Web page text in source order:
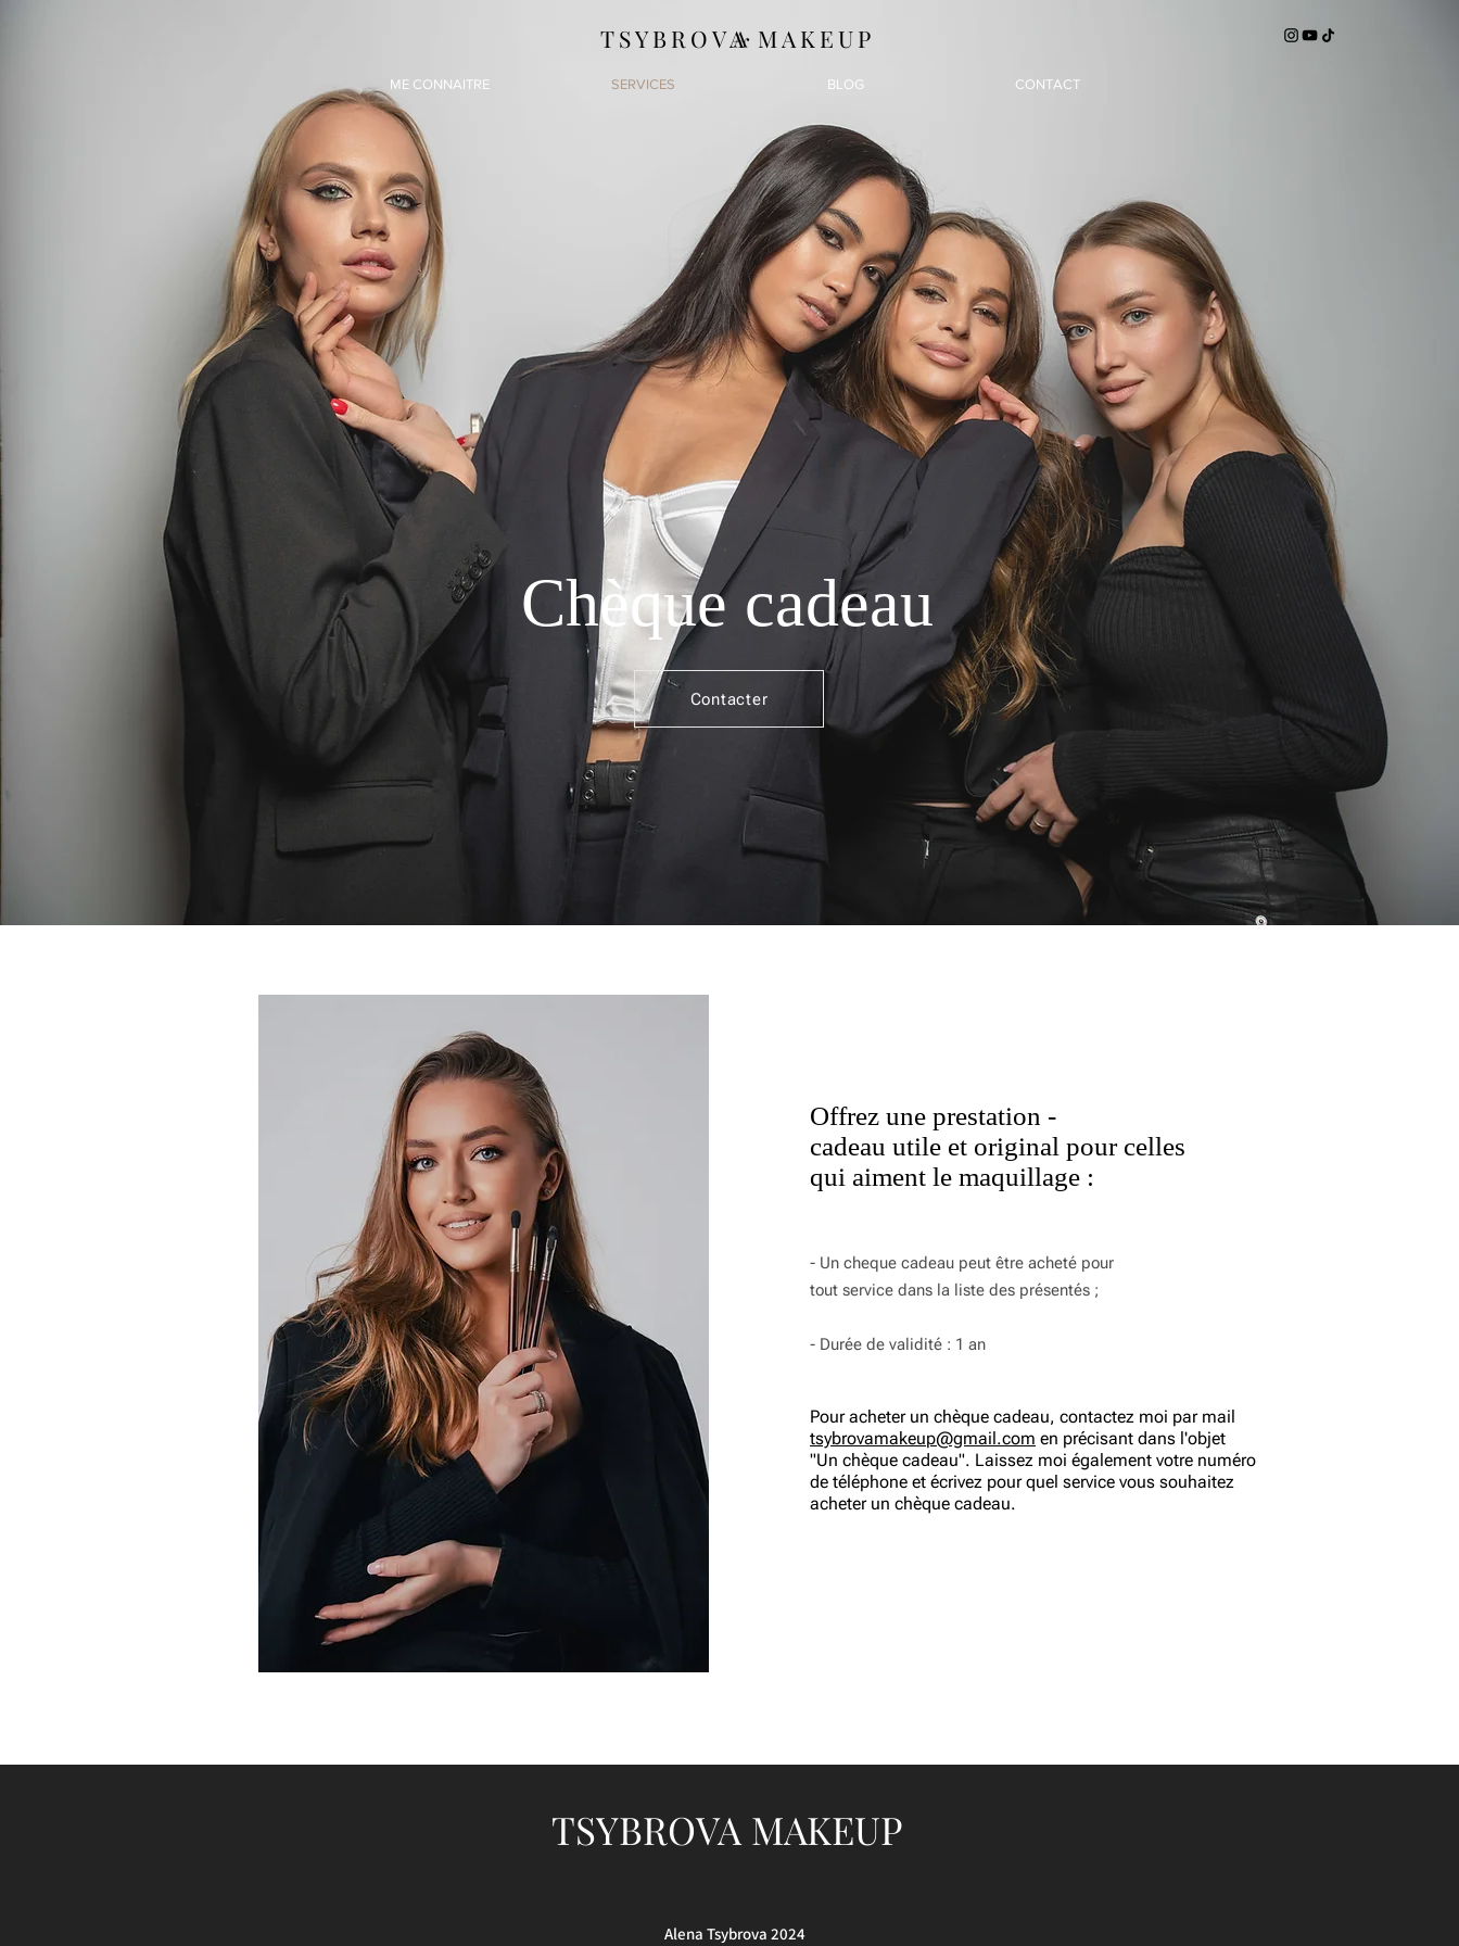
TSYBROVA MAKEUP
ME CONNAITRE SERVICES BLOG CONTACT
Chèque cadeau
Contacter
Offrez une prestation -
cadeau utile et original pour celles
qui aiment le maquillage :
- Un cheque cadeau peut être acheté pour
tout service dans la liste des présentés ;
- Durée de validité : 1 an
Pour acheter un chèque cadeau, contactez moi par mail
tsybrovamakeup@gmail.com en précisant dans l'objet
"Un chèque cadeau". Laissez moi également votre numéro
de téléphone et écrivez pour quel service vous souhaitez
acheter un chèque cadeau.
TSYBROVA MAKEUP
Alena Tsybrova 2024